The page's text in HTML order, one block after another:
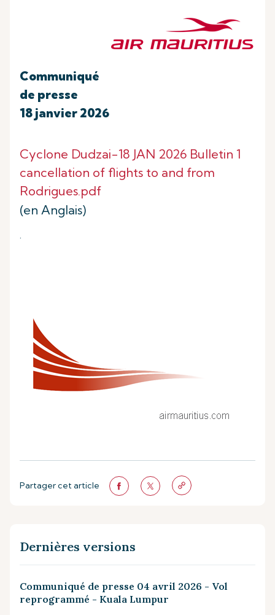
Communiqué
de presse
18 janvier 2026
Cyclone Dudzai-18 JAN 2026 Bulletin 1
cancellation of flights to and from
Rodrigues.pdf
(en Anglais)
.
Partager cet article
Dernières versions
Communiqué de presse 04 avril 2026 - Vol
reprogrammé - Kuala Lumpur